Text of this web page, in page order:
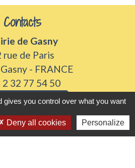
Contacts
de Gasny
rue de Paris
- FRANCE
2 32 77 54 50
par formulaire
d'ouverture
gives you control over what you want
Deny all cookies Personalize